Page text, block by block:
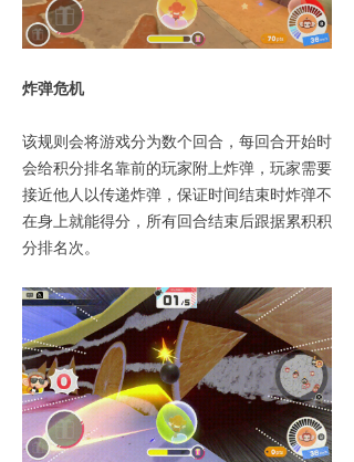
炸弹危机
该规则会将游戏分为数个回合，每回合开始时
会给积分排名靠前的玩家附上炸弹，玩家需要
接近他人以传递炸弹，保证时间结束时炸弹不
在身上就能得分，所有回合结束后跟据累积积
分排名次。